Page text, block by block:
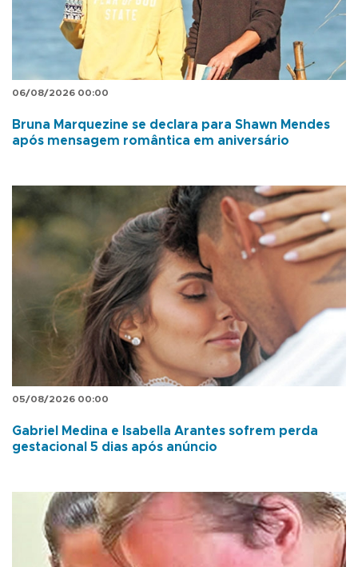
06/08/2026 00:00
Bruna Marquezine se declara para Shawn Mendes
após mensagem romântica em aniversário
05/08/2026 00:00
Gabriel Medina e Isabella Arantes sofrem perda
gestacional 5 dias após anúncio